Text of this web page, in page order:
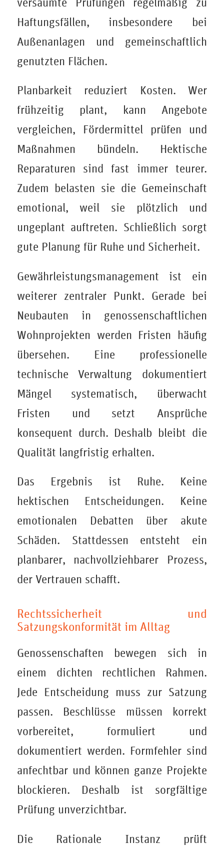
Haftungsfällen, insbesondere bei
Außenanlagen und gemeinschaftlich
genutzten Flächen.
Planbarkeit reduziert Kosten. Wer
frühzeitig plant, kann Angebote
vergleichen, Fördermittel prüfen und
Maßnahmen bündeln. Hektische
Reparaturen sind fast immer teurer.
Zudem belasten sie die Gemeinschaft
emotional, weil sie plötzlich und
ungeplant auftreten. Schließlich sorgt
gute Planung für Ruhe und Sicherheit.
Gewährleistungsmanagement ist ein
weiterer zentraler Punkt. Gerade bei
Neubauten in genossenschaftlichen
Wohnprojekten werden Fristen häufig
übersehen. Eine professionelle
technische Verwaltung dokumentiert
Mängel systematisch, überwacht
Fristen und setzt Ansprüche
konsequent durch. Deshalb bleibt die
Qualität langfristig erhalten.
Das Ergebnis ist Ruhe. Keine
hektischen Entscheidungen. Keine
emotionalen Debatten über akute
Schäden. Stattdessen entsteht ein
planbarer, nachvollziehbarer Prozess,
der Vertrauen schafft.
Rechtssicherheit und
Satzungskonformität im Alltag
Genossenschaften bewegen sich in
einem dichten rechtlichen Rahmen.
Jede Entscheidung muss zur Satzung
passen. Beschlüsse müssen korrekt
vorbereitet, formuliert und
dokumentiert werden. Formfehler sind
anfechtbar und können ganze Projekte
blockieren. Deshalb ist sorgfältige
Prüfung unverzichtbar.
Die Rationale Instanz prüft